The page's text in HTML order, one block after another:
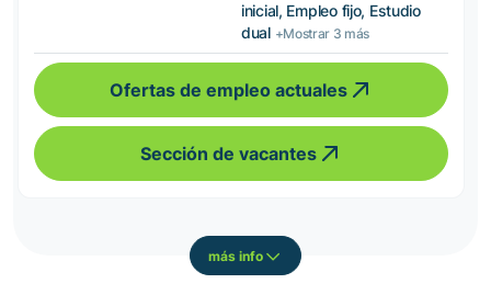
inicial, Empleo fijo, Estudio
dual +Mostrar 3 más
Ofertas de empleo actuales
Sección de vacantes
más info